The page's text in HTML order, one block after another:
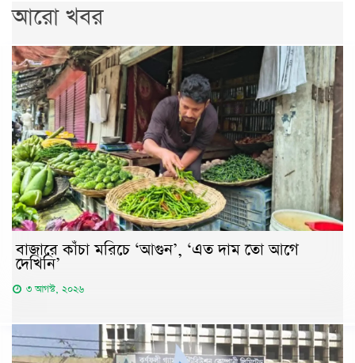
আরো খবর
বাজারে কাঁচা মরিচে ‘আগুন’, ‘এত দাম তো আগে
দেখিনি’
৩ আগস্ট, ২০২৬